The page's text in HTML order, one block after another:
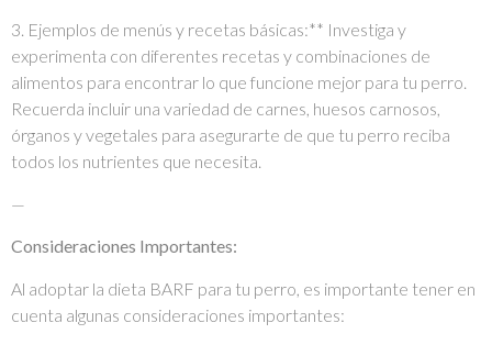
3. Ejemplos de menús y recetas básicas:** Investiga y
experimenta con diferentes recetas y combinaciones de
alimentos para encontrar lo que funcione mejor para tu perro.
Recuerda incluir una variedad de carnes, huesos carnosos,
órganos y vegetales para asegurarte de que tu perro reciba
todos los nutrientes que necesita.
—
Consideraciones Importantes:
Al adoptar la dieta BARF para tu perro, es importante tener en
cuenta algunas consideraciones importantes: